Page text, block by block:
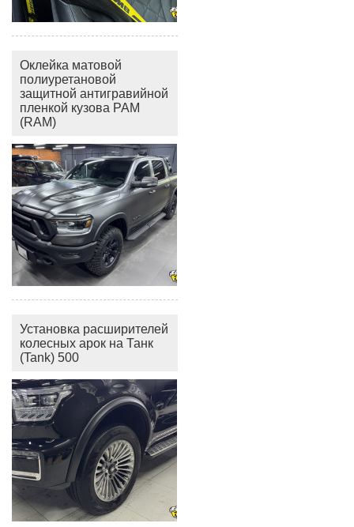
Оклейка матовой
полиуретановой
защитной антигравийной
пленкой кузова РАМ
(RAM)
Установка расширителей
колесных арок на Танк
(Tank) 500